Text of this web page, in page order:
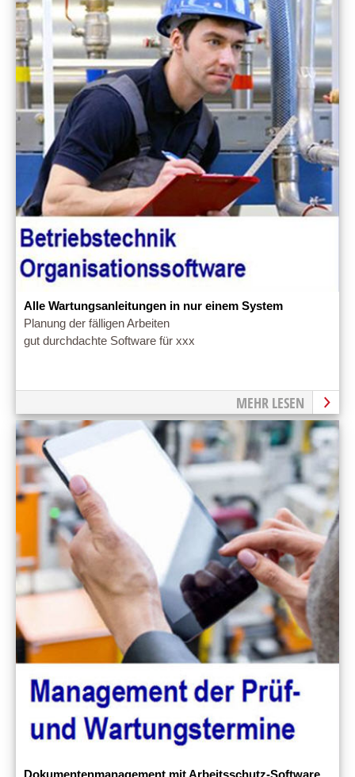
Alle Wartungsanleitungen in nur einem System
Planung der fälligen Arbeiten
gut durchdachte Software für xxx
MEHR LESEN
Dokumentenmanagement mit Arbeitsschutz-Software